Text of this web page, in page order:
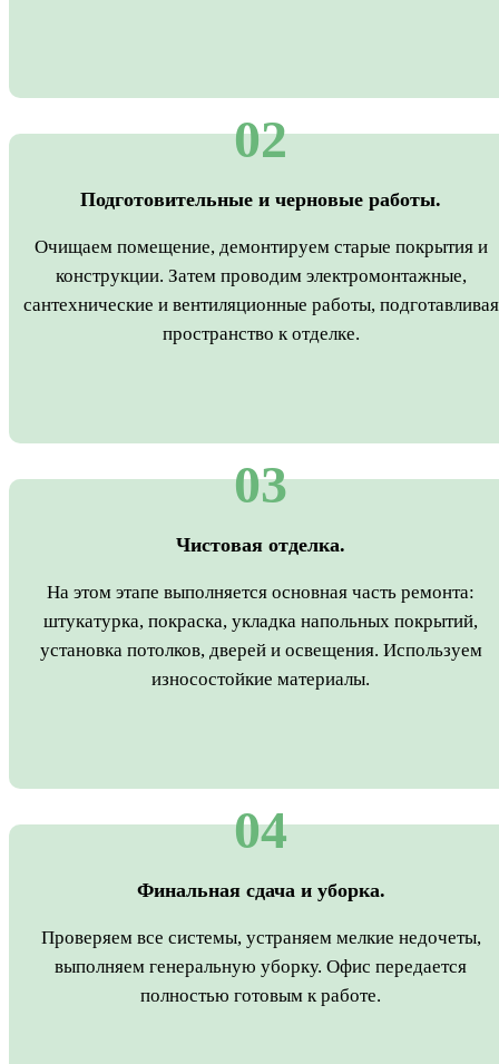
02
Подготовительные и черновые работы.
Очищаем помещение, демонтируем старые покрытия и
конструкции. Затем проводим электромонтажные,
сантехнические и вентиляционные работы, подготавливая
пространство к отделке.
03
Чистовая отделка.
На этом этапе выполняется основная часть ремонта:
штукатурка, покраска, укладка напольных покрытий,
установка потолков, дверей и освещения. Используем
износостойкие материалы.
04
Финальная сдача и уборка.
Проверяем все системы, устраняем мелкие недочеты,
выполняем генеральную уборку. Офис передается
полностью готовым к работе.